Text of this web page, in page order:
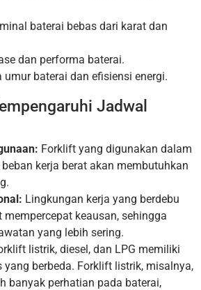
baterai bebas dari karat dan
dan performa baterai.
umur baterai dan efisiensi energi.
Jadwal
Forklift yang digunakan dalam
kerja berat akan membutuhkan
Lingkungan kerja yang berdebu
mempercepat keausan, sehingga
yang lebih sering.
listrik, diesel, dan LPG memiliki
yang berbeda. Forklift listrik, misalnya,
banyak perhatian pada baterai,